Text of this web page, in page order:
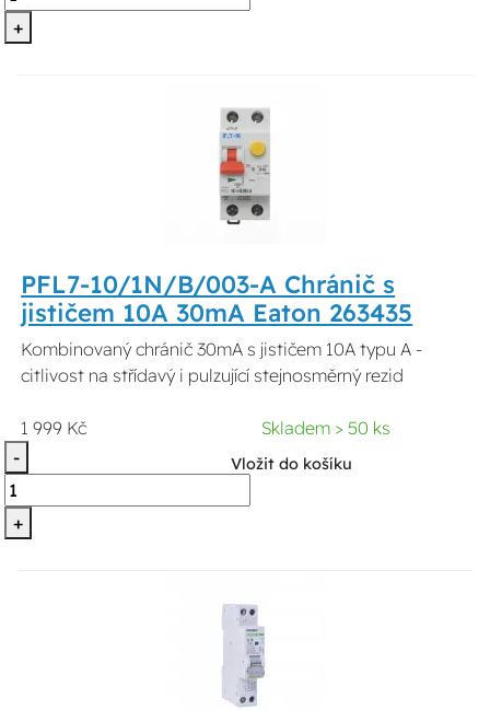
+
PFL7-10/1N/B/003-A Chránič s
jističem 10A 30mA Eaton 263435
Kombinovaný chránič 30mA s jističem 10A typu A -
citlivost na střídavý i pulzující stejnosměrný rezid
1 999 Kč
Skladem > 50 ks
-
+
Vložit do košíku